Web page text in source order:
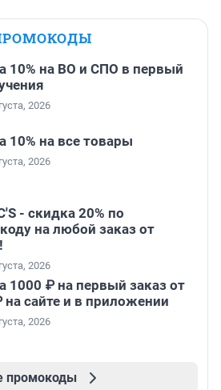
10% на ВО и СПО в первый
2026
10% на все товары
2026
- скидка 20% по
на любой заказ от
2026
1000 ₽ на первый заказ от
на сайте и в приложении
2026
промокоды